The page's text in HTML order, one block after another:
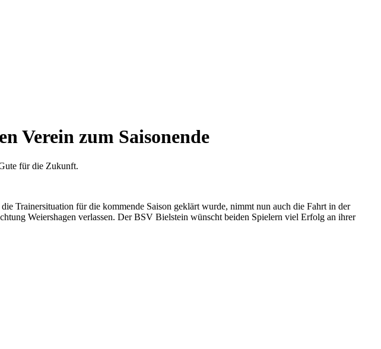
Verein zum Saisonende
für die Zukunft.
Trainersituation für die kommende Saison geklärt wurde, nimmt nun auch die Fahrt in der
Weiershagen verlassen. Der BSV Bielstein wünscht beiden Spielern viel Erfolg an ihrer